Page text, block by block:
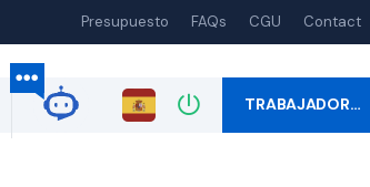
Presupuesto FAQs CGU Contact
TRABAJADOR…